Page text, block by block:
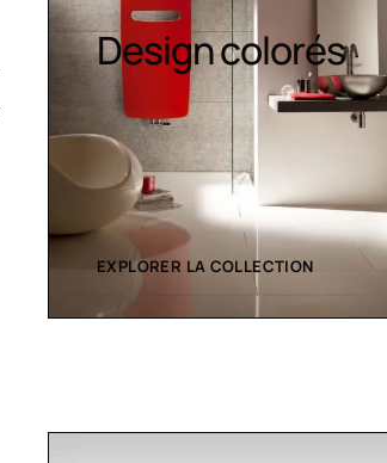
Design colorés
EXPLORER LA COLLECTION